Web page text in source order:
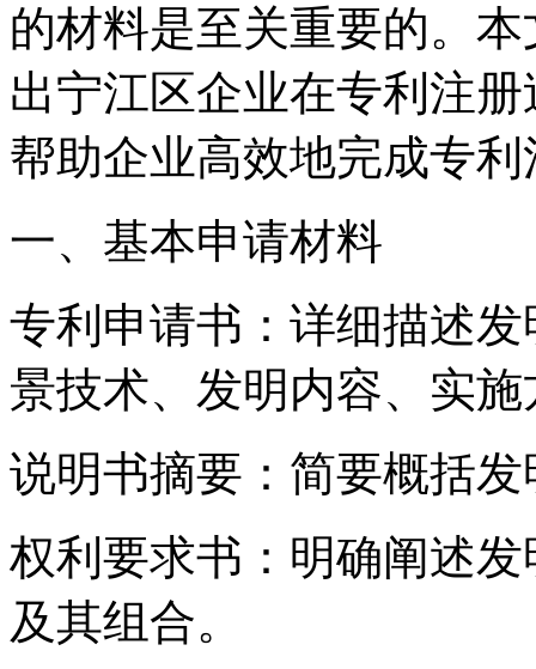
的材料是至关重要的。本
出宁江区企业在专利注
帮助企业高效地完成专
一、基本申请材料
专利申请书：详细描述
景技术、发明内容、实
说明书摘要：简要概括
权利要求书：明确阐述
及其组合。